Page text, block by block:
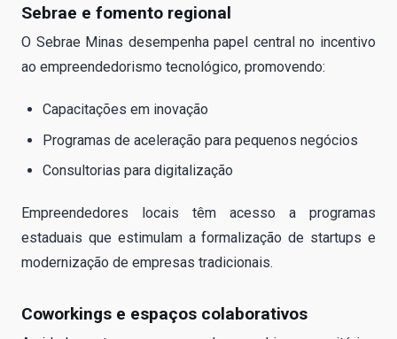
Sebrae e fomento regional
O Sebrae Minas desempenha papel central no incentivo
ao empreendedorismo tecnológico, promovendo:
Capacitações em inovação
Programas de aceleração para pequenos negócios
Consultorias para digitalização
Empreendedores locais têm acesso a programas
estaduais que estimulam a formalização de startups e
modernização de empresas tradicionais.
Coworkings e espaços colaborativos